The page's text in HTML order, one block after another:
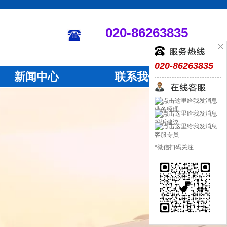
020-86263835
业务经理
投诉建议
客服专员
*微信扫码关注
020-86263835
新闻中心 联系我们